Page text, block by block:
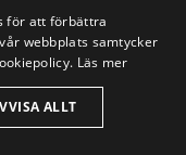
för att förbättra
webbplats samtycker
Läs mer
ALLT